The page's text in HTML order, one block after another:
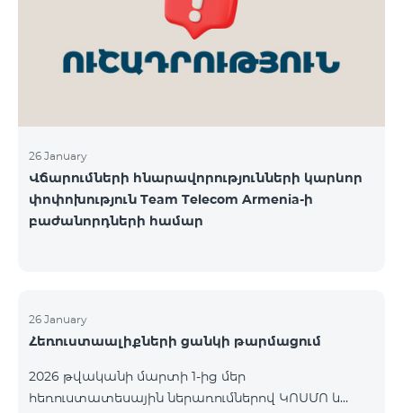
վճարահաշվարկային ընկերությունների կողմից
Team Telecom Armenia-ին առաջարկված
պայմանները ենթադրում էին ծառայությունների
26 January
Վճարումների հնարավորությունների կարևոր
փոփոխություն Team Telecom Armenia-ի
բաժանորդների համար
26 January
Հեռուստաալիքների ցանկի թարմացում
2026 թվականի մարտի 1-ից մեր
հեռուստատեսային ներառումներով ԿՈՍՄՈ և